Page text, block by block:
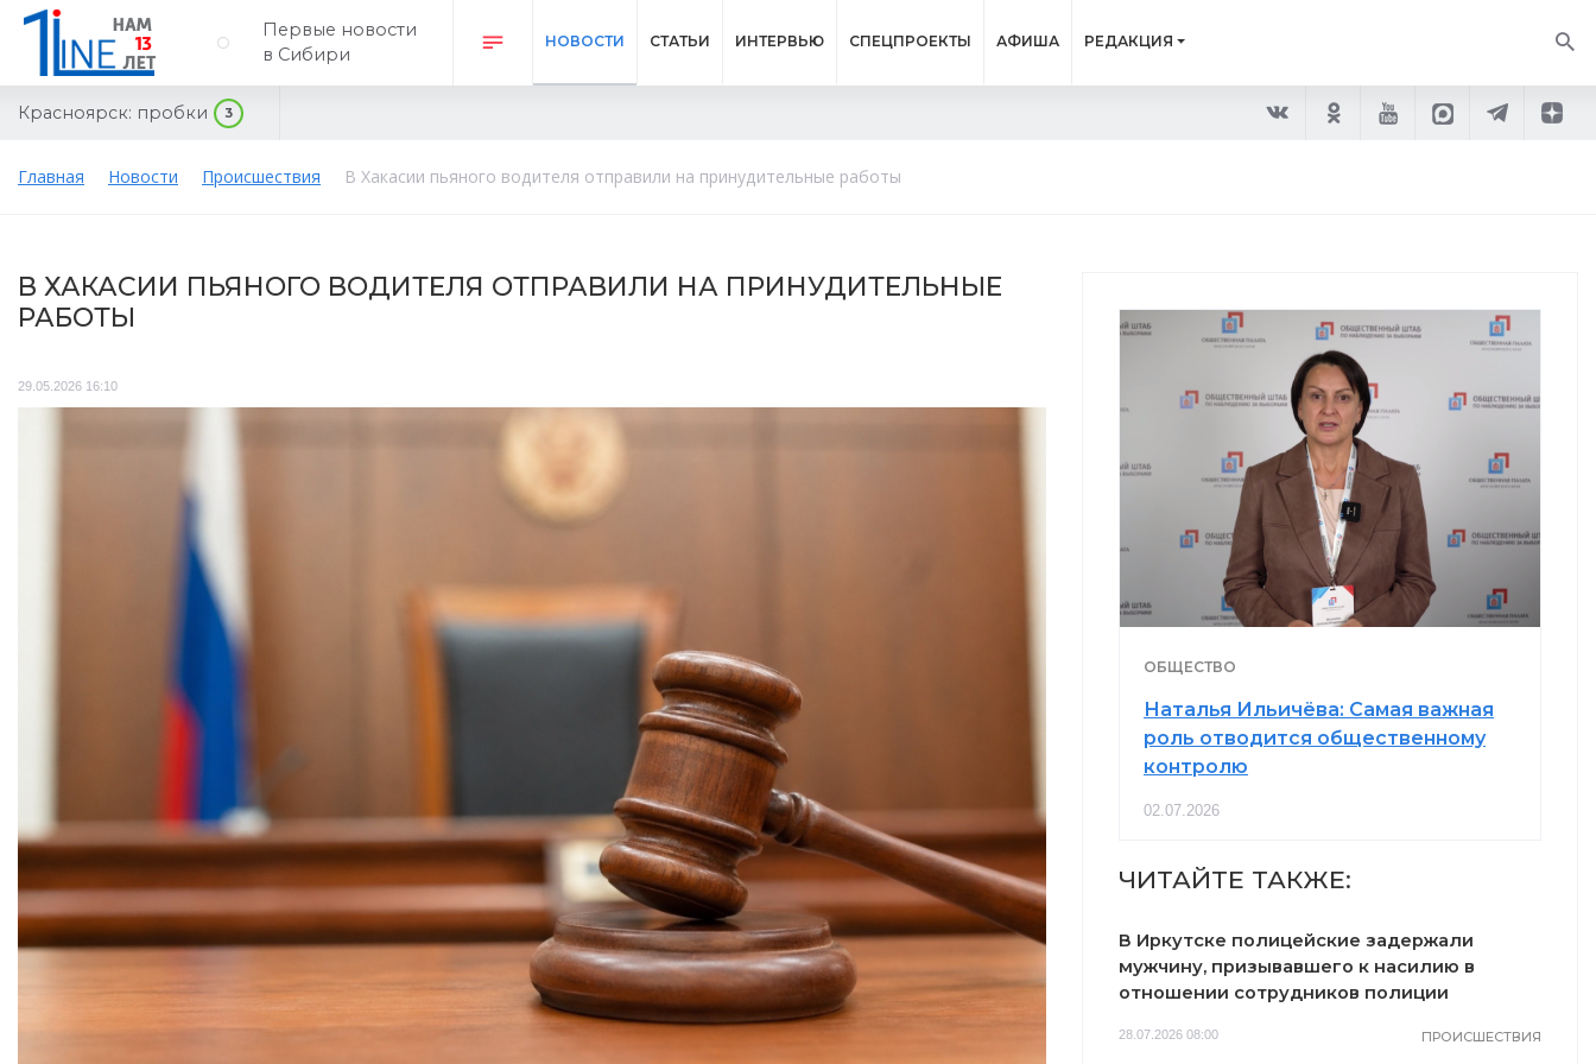
Первые новости
в Сибири
НОВОСТИ СТАТЬИ ИНТЕРВЬЮ СПЕЦПРОЕКТЫ АФИША РЕДАКЦИЯ
Красноярск: пробки 3
Главная Новости Происшествия В Хакасии пьяного водителя отправили на принудительные работы
В ХАКАСИИ ПЬЯНОГО ВОДИТЕЛЯ ОТПРАВИЛИ НА ПРИНУДИТЕЛЬНЫЕ
РАБОТЫ
29.05.2026 16:10
ОБЩЕСТВО
Наталья Ильичёва: Самая важная
роль отводится общественному
контролю
02.07.2026
ЧИТАЙТЕ ТАКЖЕ:
В Иркутске полицейские задержали
мужчину, призывавшего к насилию в
отношении сотрудников полиции
28.07.2026 08:00 ПРОИСШЕСТВИЯ